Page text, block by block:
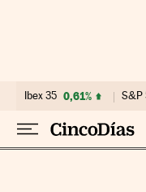
Ibex 35 0,61% S&P